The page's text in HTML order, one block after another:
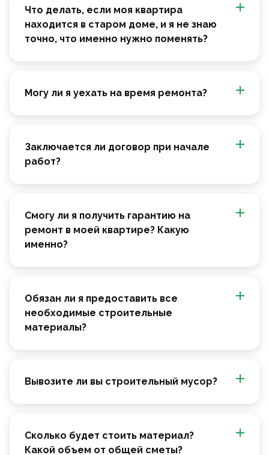
Что делать, если моя квартира
находится в старом доме, и я не знаю
точно, что именно нужно поменять?
Могу ли я уехать на время ремонта?
Заключается ли договор при начале
работ?
Смогу ли я получить гарантию на
ремонт в моей квартире? Какую
именно?
Обязан ли я предоставить все
необходимые строительные
материалы?
Вывозите ли вы строительный мусор?
Сколько будет стоить материал?
Какой объем от общей сметы?